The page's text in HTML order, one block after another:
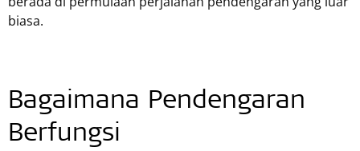
biasa.
Bagaimana Pendengaran
Berfungsi